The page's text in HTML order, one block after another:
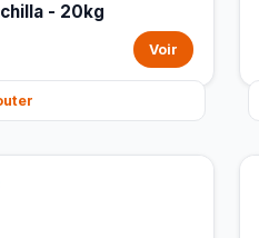
- 20kg
Voir